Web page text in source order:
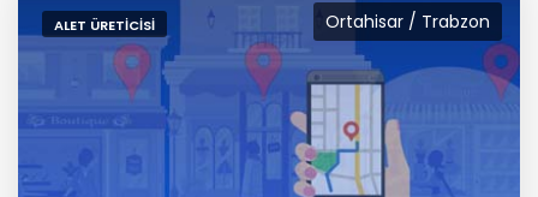
Ortahisar / Trabzon
ALET ÜRETICISI